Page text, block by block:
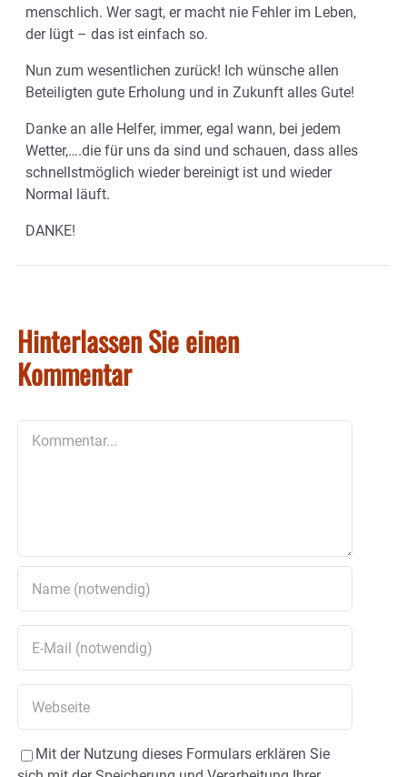
menschlich. Wer sagt, er macht nie Fehler im Leben,
der lügt – das ist einfach so.
Nun zum wesentlichen zurück! Ich wünsche allen
Beteiligten gute Erholung und in Zukunft alles Gute!
Danke an alle Helfer, immer, egal wann, bei jedem
Wetter,….die für uns da sind und schauen, dass alles
schnellstmöglich wieder bereinigt ist und wieder
Normal läuft.
DANKE!
Hinterlassen Sie einen
Kommentar
Mit der Nutzung dieses Formulars erklären Sie